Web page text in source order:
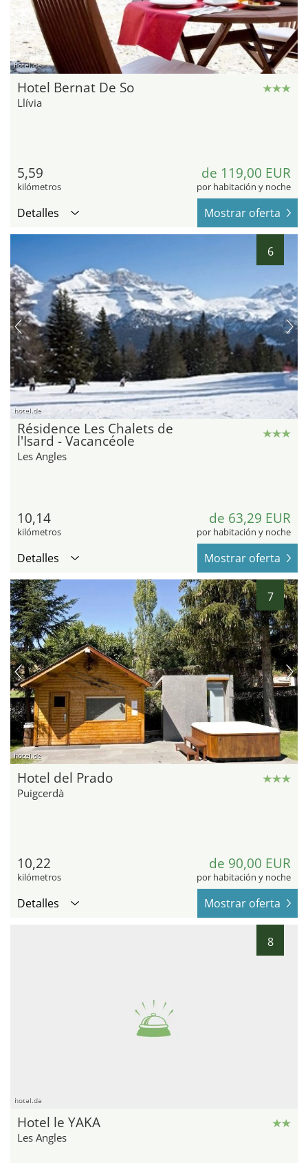
hotel.de
Hotel Bernat De So
Llívia
5,59
kilómetros
de 119,00 EUR
por habitación y noche
Detalles Mostrar oferta
6
hotel.de
Résidence Les Chalets de
l'Isard - Vacancéole
Les Angles
10,14
kilómetros
de 63,29 EUR
por habitación y noche
Detalles Mostrar oferta
7
hotel.de
Hotel del Prado
Puigcerdà
10,22
kilómetros
de 90,00 EUR
por habitación y noche
Detalles Mostrar oferta
8
hotel.de
Hotel le YAKA
Les Angles